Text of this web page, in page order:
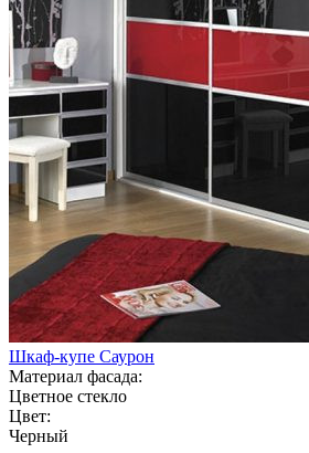
Шкаф-купе Саурон
Материал фасада:
Цветное стекло
Цвет:
Черный